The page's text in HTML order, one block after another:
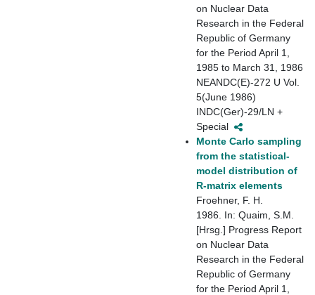
on Nuclear Data
Research in the Federal
Republic of Germany
for the Period April 1,
1985 to March 31, 1986
NEANDC(E)-272 U Vol.
5(June 1986)
INDC(Ger)-29/LN +
Special
Monte Carlo sampling
from the statistical-
model distribution of
R-matrix elements
Froehner, F. H.
1986. In: Quaim, S.M.
[Hrsg.] Progress Report
on Nuclear Data
Research in the Federal
Republic of Germany
for the Period April 1,